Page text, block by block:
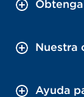
Nuestra
Ayuda